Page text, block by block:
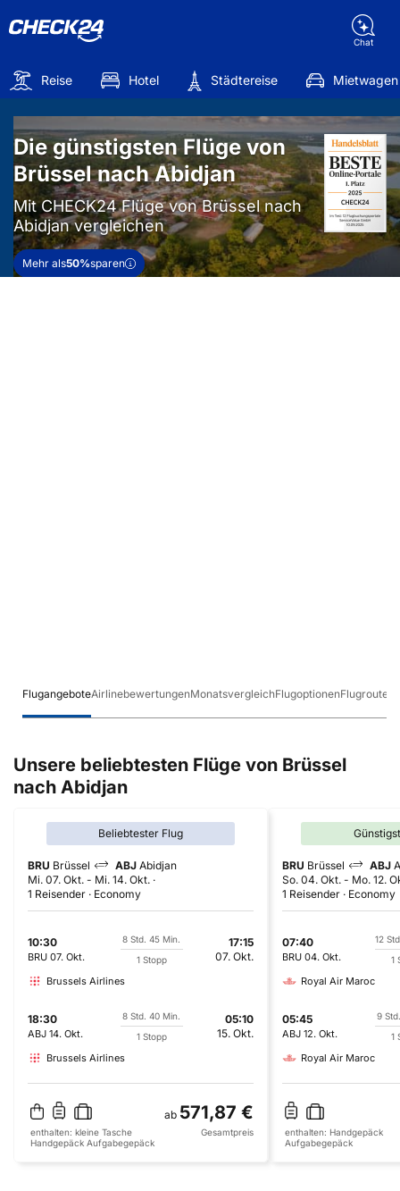
Chat
Reise Hotel Städtereise Mietwagen
Die günstigsten Flüge von
Brüssel nach Abidjan
Mit CHECK24 Flüge von Brüssel nach
Abidjan vergleichen
Mehr als50%sparen
FlugangeboteAirlinebewertungenMonatsvergleichFlugoptionenFlugrouten
Unsere beliebtesten Flüge von Brüssel
nach Abidjan
Beliebtester Flug
BRU Brüssel ABJ Abidjan
Mi. 07. Okt. - Mi. 14. Okt.
1 Reisender
Economy
10:30
BRU 07. Okt.
8 Std. 45 Min.
1 Stopp
17:15
07. Okt.
Brussels Airlines
18:30
ABJ 14. Okt.
8 Std. 40 Min.
1 Stopp
05:10
15. Okt.
Brussels Airlines
ab 571,87 €
enthalten: kleine Tasche
Handgepäck Aufgabegepäck
Gesamtpreis
BRU Brüssel ABJ
So. 04. Okt. - Mo. 12.
1 Reisender
Economy
07:40
BRU 04. Okt.
12
1
Royal Air Maroc
05:45
ABJ 12. Okt.
9
1
Royal Air Maroc
enthalten: Handgepäck
Aufgabegepäck